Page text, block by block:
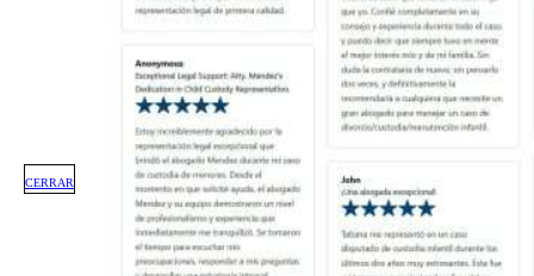
CERRAR